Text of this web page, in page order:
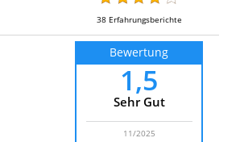
38 Erfahrungsberichte
Bewertung
1,5
Sehr Gut
11/2025